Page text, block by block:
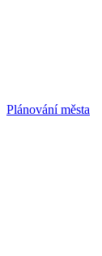
Plánování města